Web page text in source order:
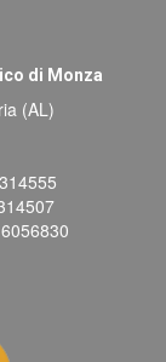
di Monza
(AL)